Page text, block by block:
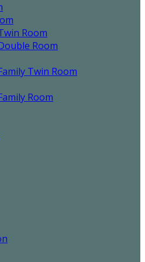
Room
Room
Twin Room
Room